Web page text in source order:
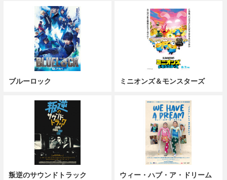
ブルーロック ミニオンズ＆モンスターズ
叛逆のサウンドトラック ウィー・ハブ・ア・ドリーム